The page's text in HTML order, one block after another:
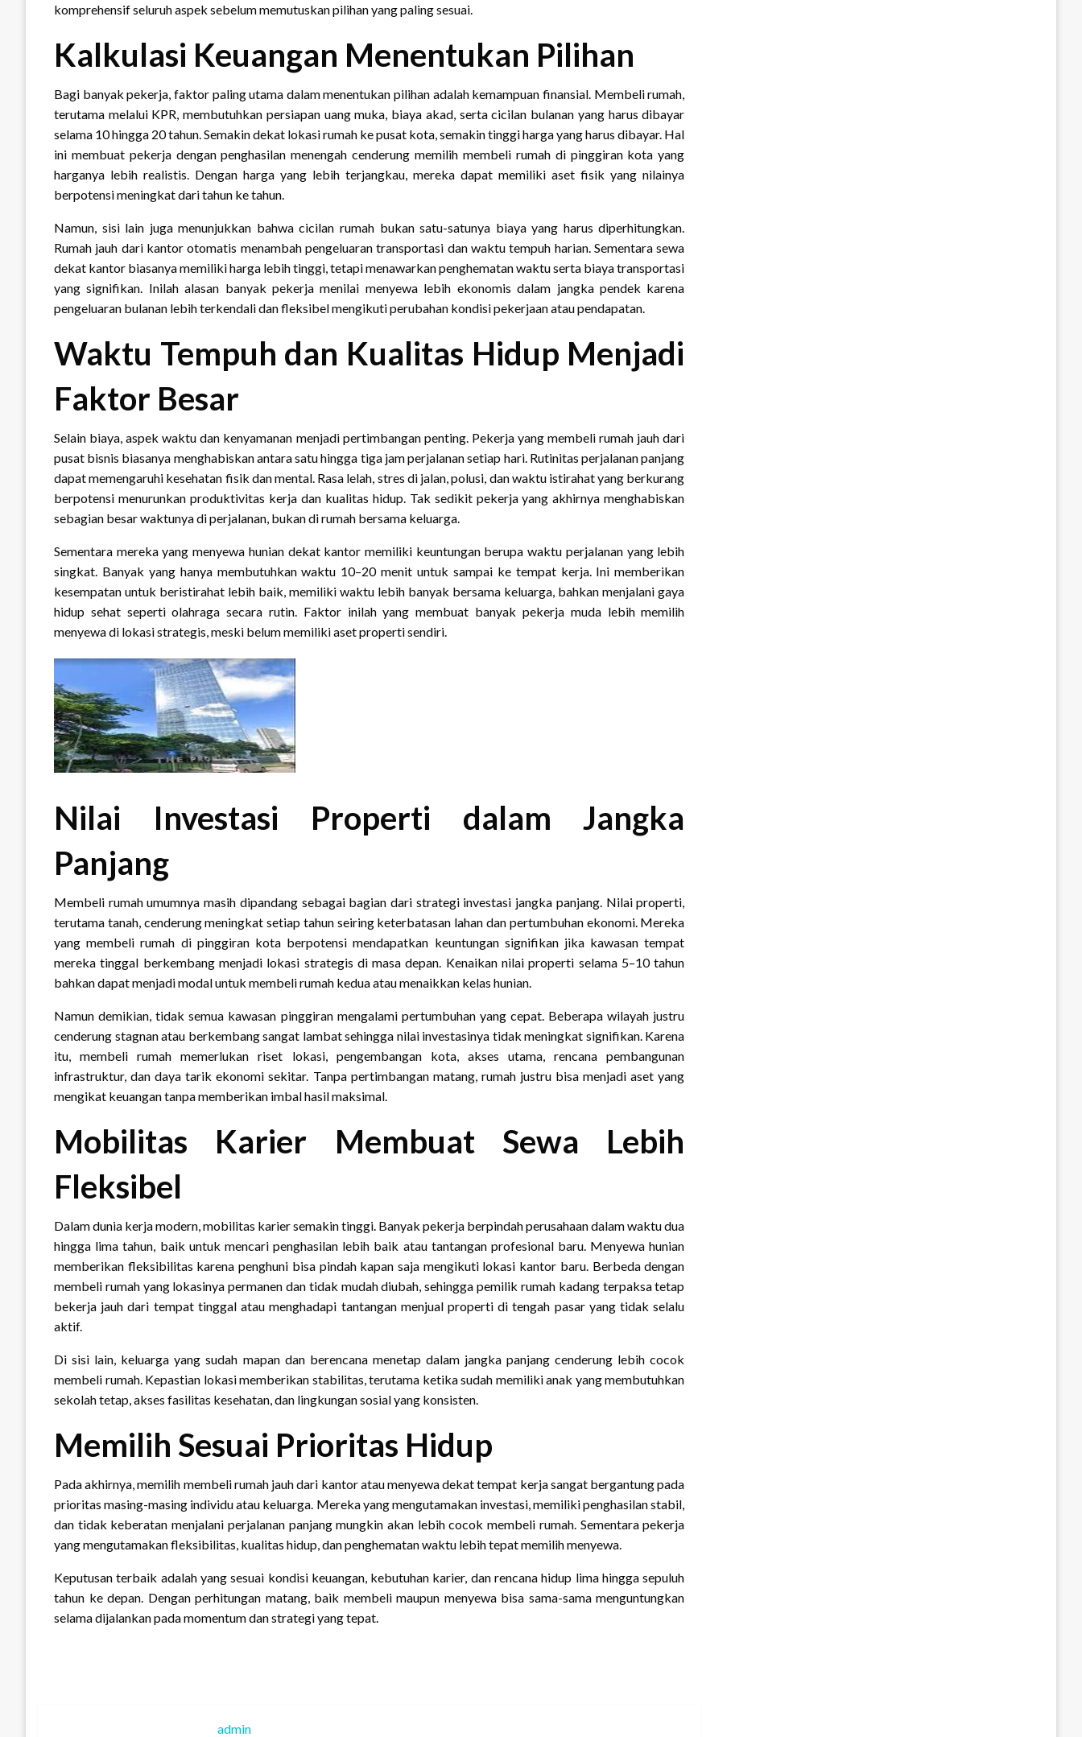
komprehensif seluruh aspek sebelum memutuskan pilihan yang paling sesuai.
Kalkulasi Keuangan Menentukan Pilihan
Bagi banyak pekerja, faktor paling utama dalam menentukan pilihan adalah kemampuan finansial. Membeli rumah,
terutama melalui KPR, membutuhkan persiapan uang muka, biaya akad, serta cicilan bulanan yang harus dibayar
selama 10 hingga 20 tahun. Semakin dekat lokasi rumah ke pusat kota, semakin tinggi harga yang harus dibayar. Hal
ini membuat pekerja dengan penghasilan menengah cenderung memilih membeli rumah di pinggiran kota yang
harganya lebih realistis. Dengan harga yang lebih terjangkau, mereka dapat memiliki aset fisik yang nilainya
berpotensi meningkat dari tahun ke tahun.
Namun, sisi lain juga menunjukkan bahwa cicilan rumah bukan satu-satunya biaya yang harus diperhitungkan.
Rumah jauh dari kantor otomatis menambah pengeluaran transportasi dan waktu tempuh harian. Sementara sewa
dekat kantor biasanya memiliki harga lebih tinggi, tetapi menawarkan penghematan waktu serta biaya transportasi
yang signifikan. Inilah alasan banyak pekerja menilai menyewa lebih ekonomis dalam jangka pendek karena
pengeluaran bulanan lebih terkendali dan fleksibel mengikuti perubahan kondisi pekerjaan atau pendapatan.
Waktu Tempuh dan Kualitas Hidup Menjadi
Faktor Besar
Selain biaya, aspek waktu dan kenyamanan menjadi pertimbangan penting. Pekerja yang membeli rumah jauh dari
pusat bisnis biasanya menghabiskan antara satu hingga tiga jam perjalanan setiap hari. Rutinitas perjalanan panjang
dapat memengaruhi kesehatan fisik dan mental. Rasa lelah, stres di jalan, polusi, dan waktu istirahat yang berkurang
berpotensi menurunkan produktivitas kerja dan kualitas hidup. Tak sedikit pekerja yang akhirnya menghabiskan
sebagian besar waktunya di perjalanan, bukan di rumah bersama keluarga.
Sementara mereka yang menyewa hunian dekat kantor memiliki keuntungan berupa waktu perjalanan yang lebih
singkat. Banyak yang hanya membutuhkan waktu 10–20 menit untuk sampai ke tempat kerja. Ini memberikan
kesempatan untuk beristirahat lebih baik, memiliki waktu lebih banyak bersama keluarga, bahkan menjalani gaya
hidup sehat seperti olahraga secara rutin. Faktor inilah yang membuat banyak pekerja muda lebih memilih
menyewa di lokasi strategis, meski belum memiliki aset properti sendiri.
Nilai Investasi Properti dalam Jangka
Panjang
Membeli rumah umumnya masih dipandang sebagai bagian dari strategi investasi jangka panjang. Nilai properti,
terutama tanah, cenderung meningkat setiap tahun seiring keterbatasan lahan dan pertumbuhan ekonomi. Mereka
yang membeli rumah di pinggiran kota berpotensi mendapatkan keuntungan signifikan jika kawasan tempat
mereka tinggal berkembang menjadi lokasi strategis di masa depan. Kenaikan nilai properti selama 5–10 tahun
bahkan dapat menjadi modal untuk membeli rumah kedua atau menaikkan kelas hunian.
Namun demikian, tidak semua kawasan pinggiran mengalami pertumbuhan yang cepat. Beberapa wilayah justru
cenderung stagnan atau berkembang sangat lambat sehingga nilai investasinya tidak meningkat signifikan. Karena
itu, membeli rumah memerlukan riset lokasi, pengembangan kota, akses utama, rencana pembangunan
infrastruktur, dan daya tarik ekonomi sekitar. Tanpa pertimbangan matang, rumah justru bisa menjadi aset yang
mengikat keuangan tanpa memberikan imbal hasil maksimal.
Mobilitas Karier Membuat Sewa Lebih
Fleksibel
Dalam dunia kerja modern, mobilitas karier semakin tinggi. Banyak pekerja berpindah perusahaan dalam waktu dua
hingga lima tahun, baik untuk mencari penghasilan lebih baik atau tantangan profesional baru. Menyewa hunian
memberikan fleksibilitas karena penghuni bisa pindah kapan saja mengikuti lokasi kantor baru. Berbeda dengan
membeli rumah yang lokasinya permanen dan tidak mudah diubah, sehingga pemilik rumah kadang terpaksa tetap
bekerja jauh dari tempat tinggal atau menghadapi tantangan menjual properti di tengah pasar yang tidak selalu
aktif.
Di sisi lain, keluarga yang sudah mapan dan berencana menetap dalam jangka panjang cenderung lebih cocok
membeli rumah. Kepastian lokasi memberikan stabilitas, terutama ketika sudah memiliki anak yang membutuhkan
sekolah tetap, akses fasilitas kesehatan, dan lingkungan sosial yang konsisten.
Memilih Sesuai Prioritas Hidup
Pada akhirnya, memilih membeli rumah jauh dari kantor atau menyewa dekat tempat kerja sangat bergantung pada
prioritas masing-masing individu atau keluarga. Mereka yang mengutamakan investasi, memiliki penghasilan stabil,
dan tidak keberatan menjalani perjalanan panjang mungkin akan lebih cocok membeli rumah. Sementara pekerja
yang mengutamakan fleksibilitas, kualitas hidup, dan penghematan waktu lebih tepat memilih menyewa.
Keputusan terbaik adalah yang sesuai kondisi keuangan, kebutuhan karier, dan rencana hidup lima hingga sepuluh
tahun ke depan. Dengan perhitungan matang, baik membeli maupun menyewa bisa sama-sama menguntungkan
selama dijalankan pada momentum dan strategi yang tepat.
admin